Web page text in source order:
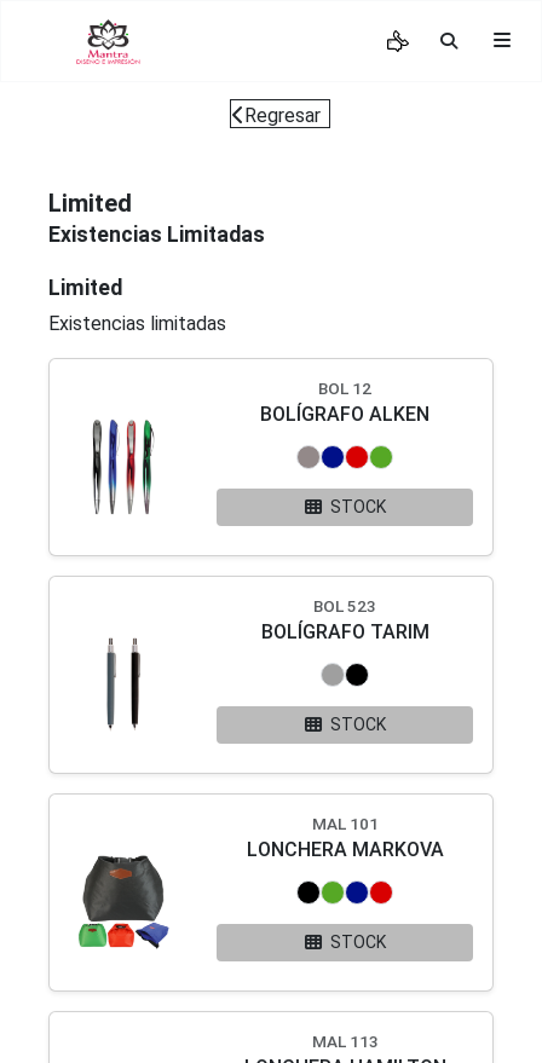
Regresar
Limited
Existencias Limitadas
Limited
Existencias limitadas
BOL 12
BOLÍGRAFO ALKEN
STOCK
BOL 523
BOLÍGRAFO TARIM
STOCK
MAL 101
LONCHERA MARKOVA
STOCK
MAL 113